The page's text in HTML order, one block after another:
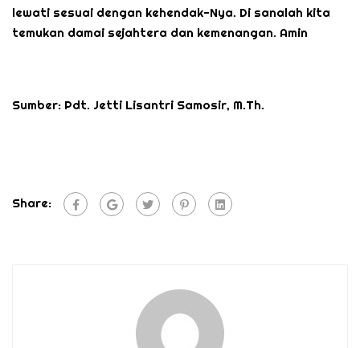
lewati sesuai dengan kehendak-Nya. Di sanalah kita
temukan damai sejahtera dan kemenangan. Amin
Sumber: Pdt. Jetti Lisantri Samosir, M.Th.
Share: